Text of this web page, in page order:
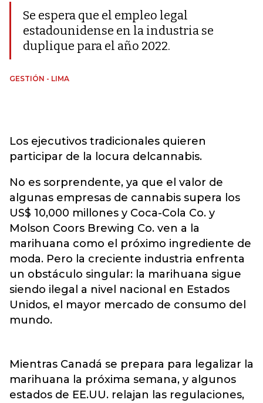
Se espera que el empleo legal
estadounidense en la industria se
duplique para el año 2022.
GESTIÓN - LIMA
Los ejecutivos tradicionales quieren
participar de la locura delcannabis.
No es sorprendente, ya que el valor de
algunas empresas de cannabis supera los
US$ 10,000 millones y Coca-Cola Co. y
Molson Coors Brewing Co. ven a la
marihuana como el próximo ingrediente de
moda. Pero la creciente industria enfrenta
un obstáculo singular: la marihuana sigue
siendo ilegal a nivel nacional en Estados
Unidos, el mayor mercado de consumo del
mundo.
Mientras Canadá se prepara para legalizar la
marihuana la próxima semana, y algunos
estados de EE.UU. relajan las regulaciones,